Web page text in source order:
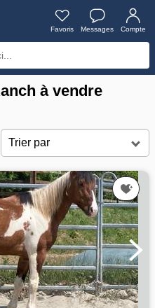
Favoris Messages Compte
à vendre